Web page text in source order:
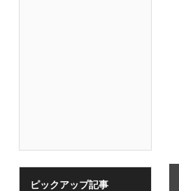
ピックアップ記事